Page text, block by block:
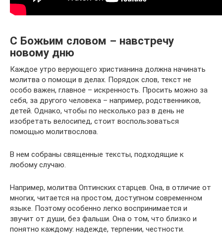
С Божьим словом – навстречу
новому дню
Каждое утро верующего христианина должна начинать
молитва о помощи в делах. Порядок слов, текст не
особо важен, главное – искренность. Просить можно за
себя, за другого человека – например, родственников,
детей. Однако, чтобы по несколько раз в день не
изобретать велосипед, стоит воспользоваться
помощью молитвослова.
В нем собраны священные тексты, подходящие к
любому случаю.
Например, молитва Оптинских старцев. Она, в отличие от
многих, читается на простом, доступном современном
языке. Поэтому особенно легко воспринимается и
звучит от души, без фальши. Она о том, что близко и
понятно каждому: надежде, терпении, честности.